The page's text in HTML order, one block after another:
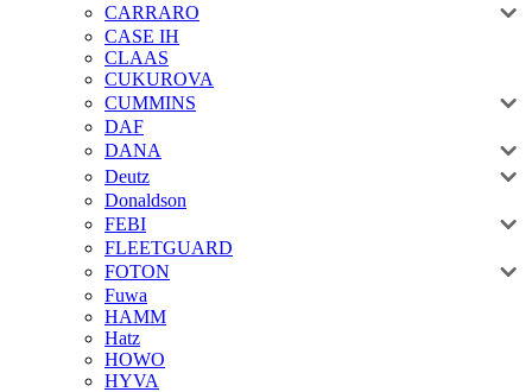
CARRARO
CASE IH
CLAAS
CUKUROVA
CUMMINS
DAF
DANA
Deutz
Donaldson
FEBI
FLEETGUARD
FOTON
Fuwa
HAMM
Hatz
HOWO
HYVA